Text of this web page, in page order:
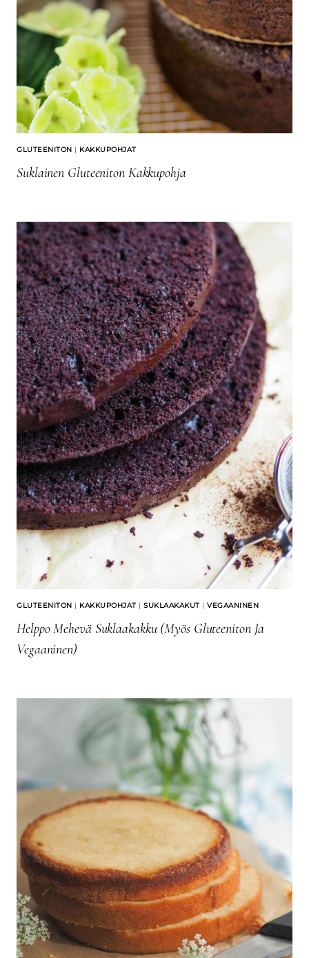
GLUTEENITON | KAKKUPOHJAT
Suklainen Gluteeniton Kakkupohja
GLUTEENITON | KAKKUPOHJAT | SUKLAAKAKUT | VEGAANINEN
Helppo Mehevä Suklaakakku (myös Gluteeniton Ja
Vegaaninen)